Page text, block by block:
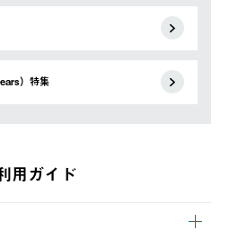
）特集
用ガイド